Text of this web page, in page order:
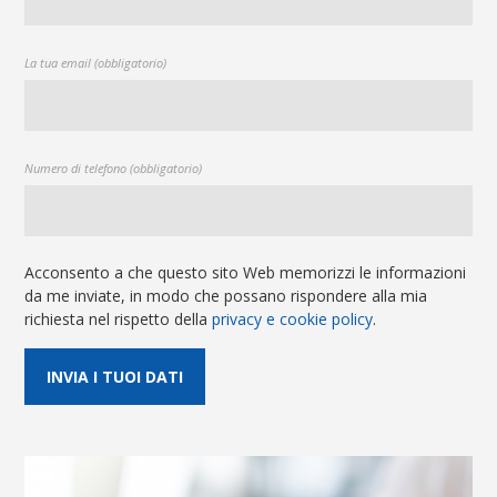
La tua email (obbligatorio)
Numero di telefono (obbligatorio)
Acconsento a che questo sito Web memorizzi le informazioni
da me inviate, in modo che possano rispondere alla mia
richiesta nel rispetto dellaprivacy e cookie policy.